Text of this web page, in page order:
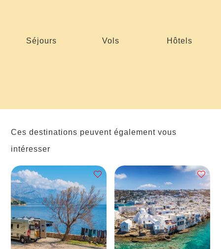
Séjours Vols Hôtels
Ces destinations peuvent également vous
intéresser